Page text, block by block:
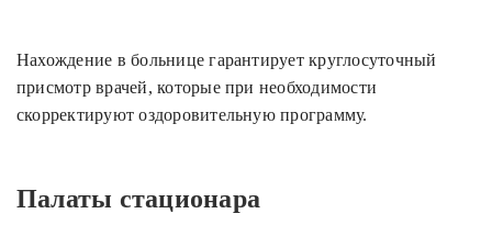
Нахождение в больнице гарантирует круглосуточный
присмотр врачей, которые при необходимости
скорректируют оздоровительную программу.
Палаты стационара